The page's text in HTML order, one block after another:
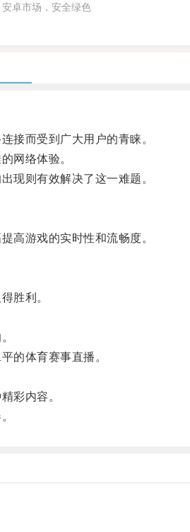
安卓市场，安全绿色
而受到广大用户的青睐。
网络体验。
则有效解决了这一难题。
游戏的实时性和流畅度。
胜利。
的体育赛事直播。
彩内容。